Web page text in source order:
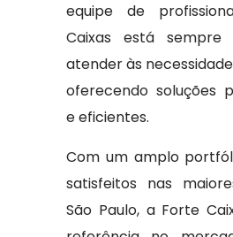
equipe de
Caixas está
atender às
oferecendo soluções
e eficientes.
Com um amplo
satisfeitos nas
São Paulo, a Forte